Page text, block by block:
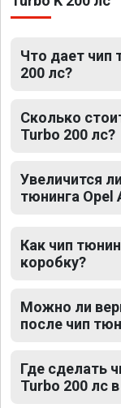
Что дает чип
200 лс?
Сколько
Turbo 200 лс?
Увеличится
тюнинга Opel
Как чип
коробку?
Можно ли
после чип
Где сделать
Turbo 200 лс